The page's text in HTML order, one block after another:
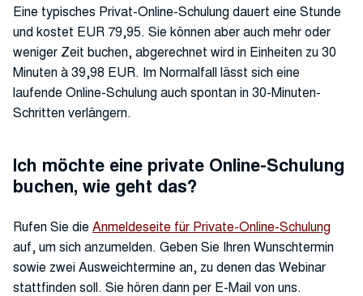
Eine typisches Privat-Online-Schulung dauert eine Stunde
und kostet EUR 79,95. Sie können aber auch mehr oder
weniger Zeit buchen, abgerechnet wird in Einheiten zu 30
Minuten à 39,98 EUR. Im Normalfall lässt sich eine
laufende Online-Schulung auch spontan in 30-Minuten-
Schritten verlängern.
Ich möchte eine private Online-Schulung
buchen, wie geht das?
Rufen Sie die Anmeldeseite für Private-Online-Schulung
auf, um sich anzumelden. Geben Sie Ihren Wunschtermin
sowie zwei Ausweichtermine an, zu denen das Webinar
stattfinden soll. Sie hören dann per E-Mail von uns.